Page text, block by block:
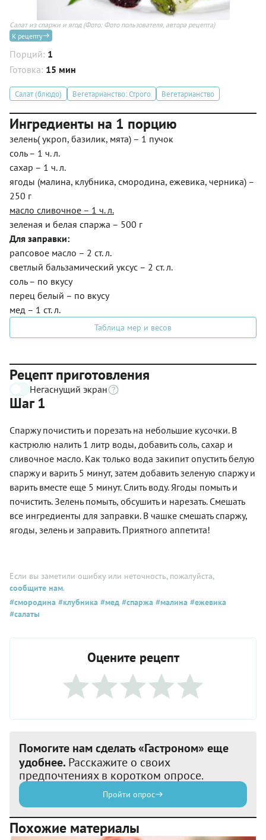
Салат из спаржи и ягод(Фото: Фото пользователя, автора рецепта)
К рецепту
Порций: 1
Готовка: 15 мин
Салат (блюдо) Вегетарианство: Строго Вегетарианство
Ингредиенты на 1 порцию
зелень( укроп, базилик, мята) – 1 пучок
соль – 1 ч. л.
сахар – 1 ч. л.
ягоды (малина, клубника, смородина, ежевика, черника) –
250 г
масло сливочное – 1 ч. л.
зеленая и белая спаржа – 500 г
Для заправки:
рапсовое масло – 2 ст. л.
светлый бальзамический уксус – 2 ст. л.
соль – по вкусу
перец белый – по вкусу
мед – 1 ст. л.
Таблица мер и весов
Рецепт приготовления
Негаснущий экран
Шаг 1
Спаржу почистить и порезать на небольшие кусочки. В
кастрюлю налить 1 литр воды, добавить соль, сахар и
сливочное масло. Как только вода закипит опустить белую
спаржу и варить 5 минут, затем добавить зеленую спаржу и
варить вместе еще 5 минут. Слить воду. Ягоды помыть и
почистить. Зелень помыть, обсушить и нарезать. Смешать
все ингредиенты для заправки. В чашке смешать спаржу,
ягоды, зелень и заправить. Приятного аппетита!
Если вы заметили ошибку или неточность, пожалуйста,
сообщите нам.
#смородина #клубника #мед #спаржа #малина #ежевика
#салаты
Оцените рецепт
Помогите нам сделать «Гастроном» еще
удобнее. Расскажите о своих
предпочтениях в коротком опросе.
Пройти опрос
Похожие материалы